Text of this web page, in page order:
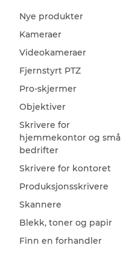
Nye produkter
Kameraer
Videokameraer
Fjernstyrt PTZ
Pro-skjermer
Objektiver
Skrivere for
hjemmekontor og små
bedrifter
Skrivere for kontoret
Produksjonsskrivere
Skannere
Blekk, toner og papir
Finn en forhandler